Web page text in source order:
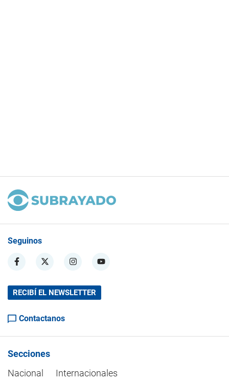
Seguinos
RECIBÍ EL NEWSLETTER
Contactanos
Secciones
Nacional
Internacionales